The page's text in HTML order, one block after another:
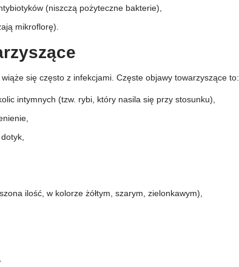
(niszczą pożyteczne bakterie),
mikroflorę).
wiąże się często z infekcjami. Częste objawy towarzyszące to:
intymnych (tzw. rybi, który nasila się przy stosunku),
ilość, w kolorze żółtym, szarym, zielonkawym),